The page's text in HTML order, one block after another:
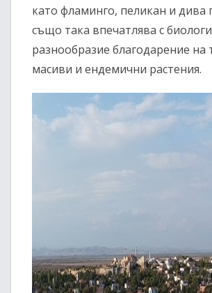
като фламинго, пеликан и дива
също така впечатлява с
разнообразие благодарение на
масиви и ендемични растения.